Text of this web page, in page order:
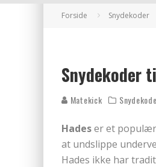
Forside Snydekoder
Snydekoder
Matekick
Hadeser et
at undslippe
Hades ikke har